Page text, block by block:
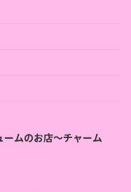
ムのお店～チャーム